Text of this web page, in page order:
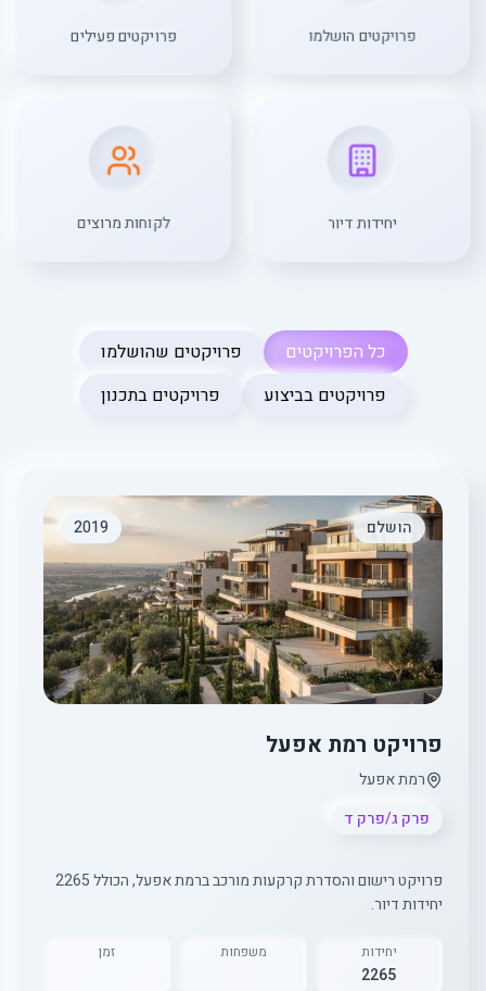
פרויקטים הושלמו פרויקטים פעילים
יחידות דיור לקוחות מרוצים
כל הפרויקטים
פרויקטים שהושלמו
פרויקטים בביצוע
פרויקטים בתכנון
הושלם 2019
פרויקט רמת אפעל
רמת אפעל
פרק ג/פרק ד
פרויקט רישום והסדרת קרקעות מורכב ברמת אפעל, הכולל 2265
יחידות דיור.
יחידות
2265
משפחות זמן